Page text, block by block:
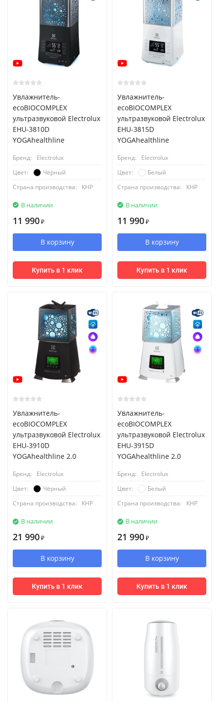
Увлажнитель-
ecoBIOCOMPLEX
ультразвуковой Electrolux
EHU-3810D
YOGAhealthline
Бренд:
Electrolux
Цвет:
Чёрный
Страна производства:
КНР
В наличии
11 990 ₽
В корзину
Купить в 1 клик
Увлажнитель-
ecoBIOCOMPLEX
ультразвуковой Electrolux
EHU-3815D
YOGAhealthline
Бренд:
Electrolux
Цвет:
Белый
Страна производства:
КНР
В наличии
11 990 ₽
В корзину
Купить в 1 клик
Увлажнитель-
ecoBIOCOMPLEX
ультразвуковой Electrolux
EHU-3910D
YOGAhealthline 2.0
Бренд:
Electrolux
Цвет:
Чёрный
Страна производства:
КНР
В наличии
21 990 ₽
В корзину
Купить в 1 клик
Увлажнитель-
ecoBIOCOMPLEX
ультразвуковой Electrolux
EHU-3915D
YOGAhealthline 2.0
Бренд:
Electrolux
Цвет:
Белый
Страна производства:
КНР
В наличии
21 990 ₽
В корзину
Купить в 1 клик